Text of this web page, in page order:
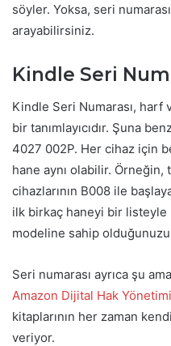
söyler. Yoksa, seri
arayabilirsiniz.
Kindle Seri
Kindle Seri Numarası, harf
bir tanımlayıcıdır. Şuna
4027 002P. Her cihaz için
hane aynı olabilir.
cihazlarının B008 ile
ilk birkaç haneyi bir listeyle
modeline sahip
Seri numarası ayrıca şu
Amazon Dijital Hak
kitaplarının her zaman
veriyor.